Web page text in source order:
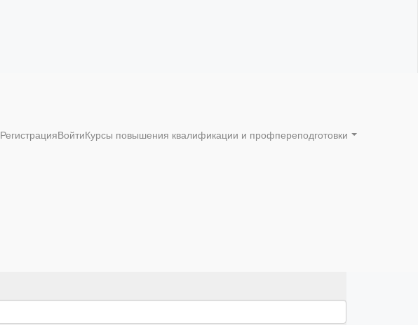
Курсы повышения квалификации и профпереподготовки
Войти
Регистрация